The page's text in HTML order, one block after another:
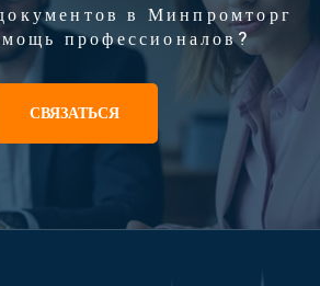
в Минпромторг
профессионалов?
СВЯЗАТЬСЯ